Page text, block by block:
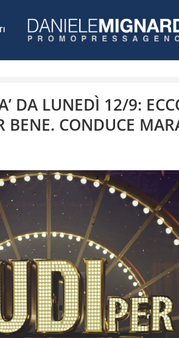
DA LUNEDÌ 12/9:
BENE. CONDUCE